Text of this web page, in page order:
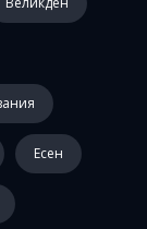
Есен